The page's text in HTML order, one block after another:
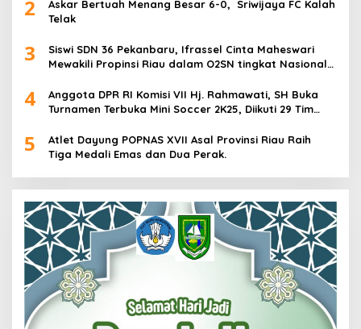
2
Askar Bertuah Menang Besar 6-0, Sriwijaya FC Kalah
Telak
3
Siswi SDN 36 Pekanbaru, Ifrassel Cinta Maheswari
Mewakili Propinsi Riau dalam O2SN tingkat Nasional
4
Anggota DPR RI Komisi VII Hj. Rahmawati, SH Buka
Turnamen Terbuka Mini Soccer 2K25, Diikuti 29 Tim
5
Atlet Dayung POPNAS XVII Asal Provinsi Riau Raih
Tiga Medali Emas dan Dua Perak.